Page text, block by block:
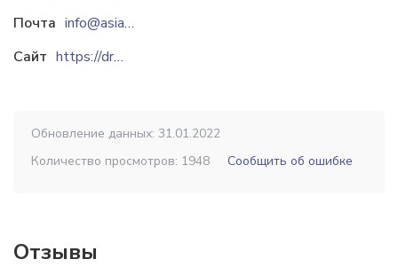
Почта
info@asiamash.kz
Сайт
https://drobilka.kz
Обновление данных: 31.01.2022
Количество просмотров: 1948
Сообщить об ошибке
Отзывы